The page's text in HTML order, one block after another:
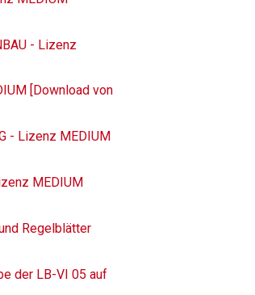
- Lizenz
[Download von
- Lizenz MEDIUM
MEDIUM
Regelblätter
der LB-VI 05 auf